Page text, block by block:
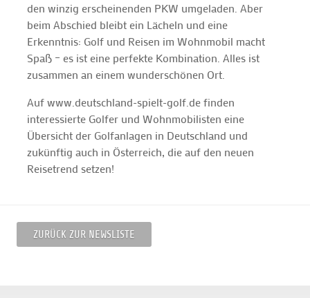
den winzig erscheinenden PKW umgeladen. Aber
beim Abschied bleibt ein Lächeln und eine
Erkenntnis: Golf und Reisen im Wohnmobil macht
Spaß – es ist eine perfekte Kombination. Alles ist
zusammen an einem wunderschönen Ort.
Auf www.deutschland-spielt-golf.de finden
interessierte Golfer und Wohnmobilisten eine
Übersicht der Golfanlagen in Deutschland und
zukünftig auch in Österreich, die auf den neuen
Reisetrend setzen!
ZURÜCK ZUR NEWSLISTE